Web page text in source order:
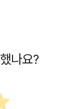
나요?